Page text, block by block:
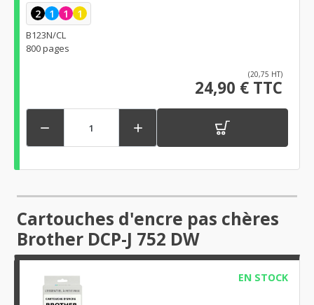
2 1 1 1
B123N/CL
800 pages
(20,75 HT)
24,90 € TTC
 
Cartouches d'encre pas chères
Brother DCP-J 752 DW
EN STOCK